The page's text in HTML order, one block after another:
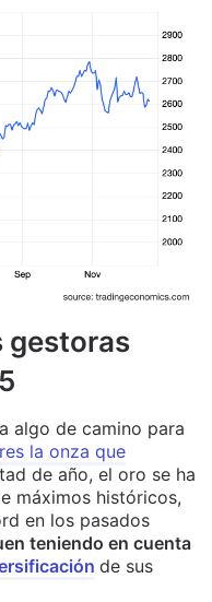
gestoras
algo de camino para
la onza que
de año, el oro se ha
máximos históricos,
en los pasados
teniendo en cuenta
de sus